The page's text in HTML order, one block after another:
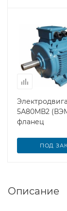
5А80МВ2
фланец
ПОД
Описание